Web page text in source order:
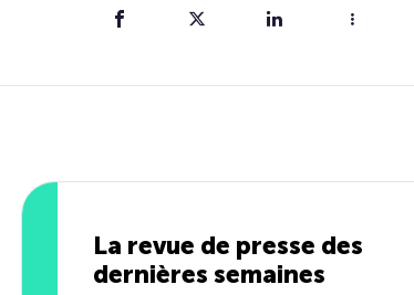
La revue de presse des
dernières semaines